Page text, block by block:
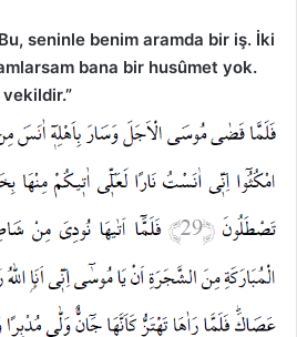
seninle benim aramda bir iş. İki
bana bir husûmet yok.